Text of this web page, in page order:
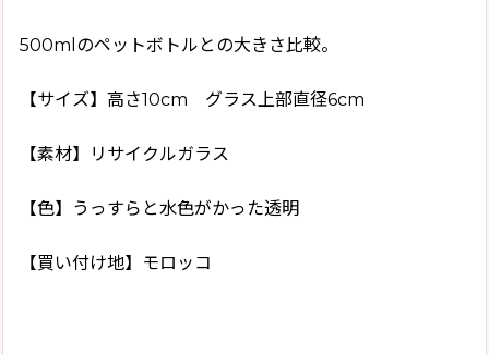
500mlのペットボトルとの大きさ比較。
【サイズ】高さ10cm グラス上部直径6cm
【素材】リサイクルガラス
【色】うっすらと水色がかった透明
【買い付け地】モロッコ